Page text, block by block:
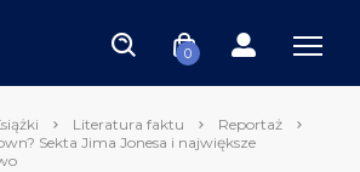
0
Literatura faktu
Reportaż
Sekta Jima Jonesa i największe